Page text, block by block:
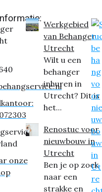
onze
Werkgebied
van Behanger
Utrecht
Wilt u een
behanger
inhuren in
Utrecht? Dit is
het...
Renostuc voor
nieuwbouw in
Utrecht
Ben je op zoek
naar een
strakke en